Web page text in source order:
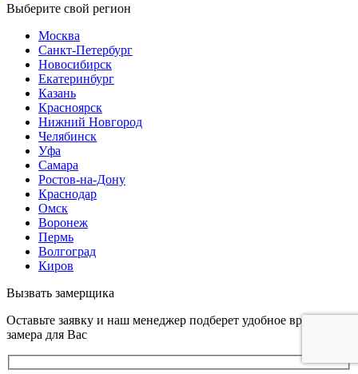
Выберите свой регион
Москва
Санкт-Петербург
Новосибирск
Екатеринбург
Казань
Красноярск
Нижний Новгород
Челябинск
Уфа
Самара
Ростов-на-Дону
Краснодар
Омск
Воронеж
Пермь
Волгоград
Киров
Вызвать замерщика
Оставьте заявку и наш менеджер подберет удобное время
замера для Вас